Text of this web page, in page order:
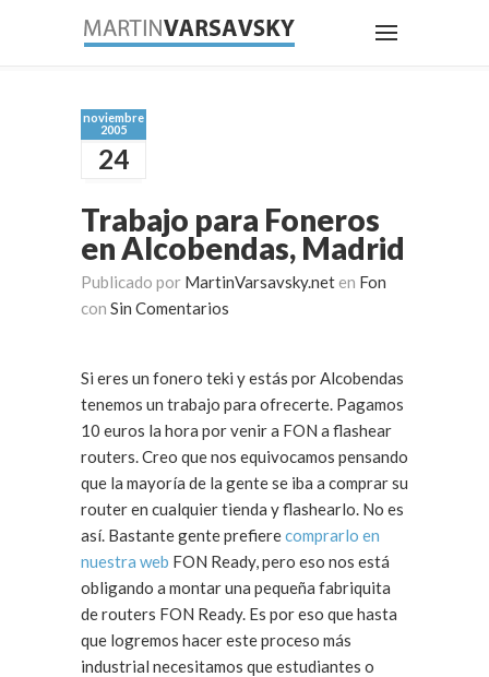
noviembre
2005
24
Trabajo para Foneros
en Alcobendas, Madrid
Publicado por MartinVarsavsky.net en Fon
con Sin Comentarios
Si eres un fonero teki y estás por Alcobendas
tenemos un trabajo para ofrecerte. Pagamos
10 euros la hora por venir a FON a flashear
routers. Creo que nos equivocamos pensando
que la mayoría de la gente se iba a comprar su
router en cualquier tienda y flashearlo. No es
así. Bastante gente prefierecomprarlo en
nuestra web FON Ready, pero eso nos está
obligando a montar una pequeña fabriquita
de routers FON Ready. Es por eso que hasta
que logremos hacer este proceso más
industrial necesitamos que estudiantes o